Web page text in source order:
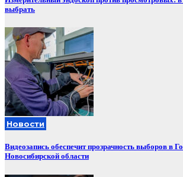
выбрать
Новости
Видеозапись обеспечит прозрачность выборов в
Новосибирской области